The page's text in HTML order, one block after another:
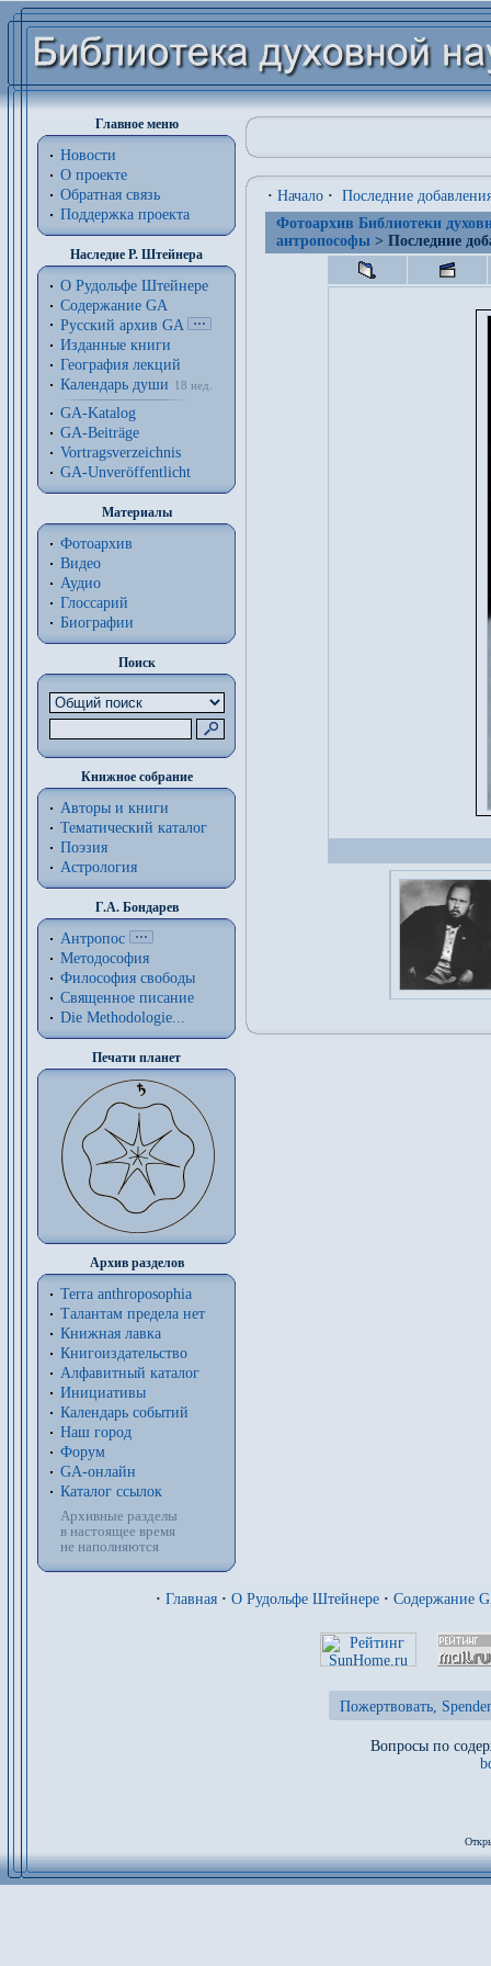
Главное меню
Новости
О проекте
Обратная связь
Поддержка проекта
Наследие Р. Штейнера
О Рудольфе Штейнере
Содержание GA
Русский архив GA
Изданные книги
География лекций
Календарь души
18 нед.
GA-Katalog
GA-Beiträge
Vortragsverzeichnis
GA-Unveröffentlicht
Материалы
Фотоархив
Видео
Аудио
Глоссарий
Биографии
Поиск
Книжное собрание
Авторы и книги
Тематический каталог
Поэзия
Астрология
Г.А. Бондарев
Антропос
Методософия
Философия cвободы
Священное писание
Die Methodologie...
Печати планет
Архив разделов
Terra anthroposophia
Талантам предела нет
Книжная лавка
Книгоиздательство
Алфавитный каталог
Инициативы
Календарь событий
Наш город
Форум
GA-онлайн
Каталог ссылок
Архивные разделы
в настоящее время
не наполняются
· Начало · Последние
Фотоархив Библиотеки
антропософы > Последние
· Главная · О Рудольфе Штейнере · Содержание
Пожертвовать,
Вопросы по